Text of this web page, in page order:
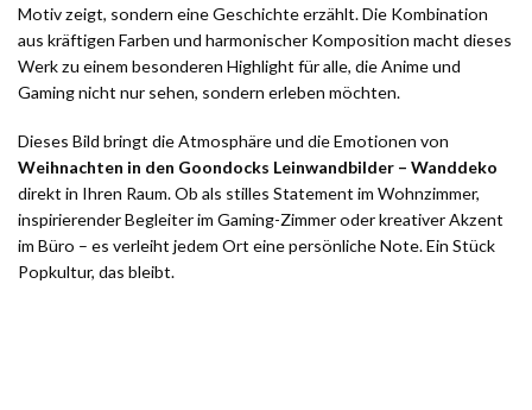
Motiv zeigt, sondern eine Geschichte erzählt. Die Kombination
aus kräftigen Farben und harmonischer Komposition macht dieses
Werk zu einem besonderen Highlight für alle, die Anime und
Gaming nicht nur sehen, sondern erleben möchten.
Dieses Bild bringt die Atmosphäre und die Emotionen von
Weihnachten in den Goondocks Leinwandbilder – Wanddeko
direkt in Ihren Raum. Ob als stilles Statement im Wohnzimmer,
inspirierender Begleiter im Gaming-Zimmer oder kreativer Akzent
im Büro – es verleiht jedem Ort eine persönliche Note. Ein Stück
Popkultur, das bleibt.